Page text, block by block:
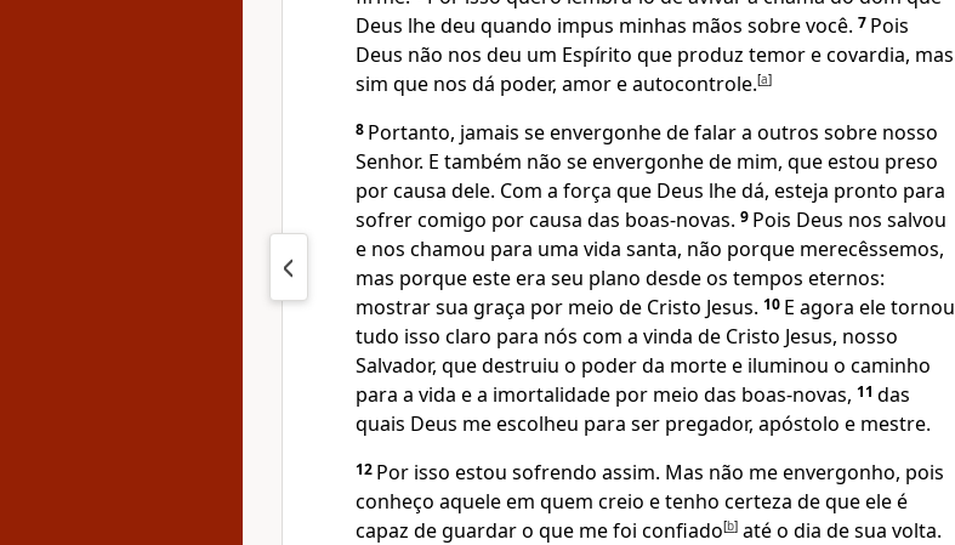
Deus lhe deu quando impus minhas mãos sobre você. 7 Pois
Deus não nos deu um Espírito que produz temor e covardia, mas
sim que nos dá poder, amor e autocontrole.[a]
8 Portanto, jamais se envergonhe de falar a outros sobre nosso
Senhor. E também não se envergonhe de mim, que estou preso
por causa dele. Com a força que Deus lhe dá, esteja pronto para
sofrer comigo por causa das boas-novas. 9 Pois Deus nos salvou
e nos chamou para uma vida santa, não porque merecêssemos,
mas porque este era seu plano desde os tempos eternos:
mostrar sua graça por meio de Cristo Jesus. 10 E agora ele tornou
tudo isso claro para nós com a vinda de Cristo Jesus, nosso
Salvador, que destruiu o poder da morte e iluminou o caminho
para a vida e a imortalidade por meio das boas-novas, 11 das
quais Deus me escolheu para ser pregador, apóstolo e mestre.
12 Por isso estou sofrendo assim. Mas não me envergonho, pois
conheço aquele em quem creio e tenho certeza de que ele é
capaz de guardar o que me foi confiado[b] até o dia de sua volta.